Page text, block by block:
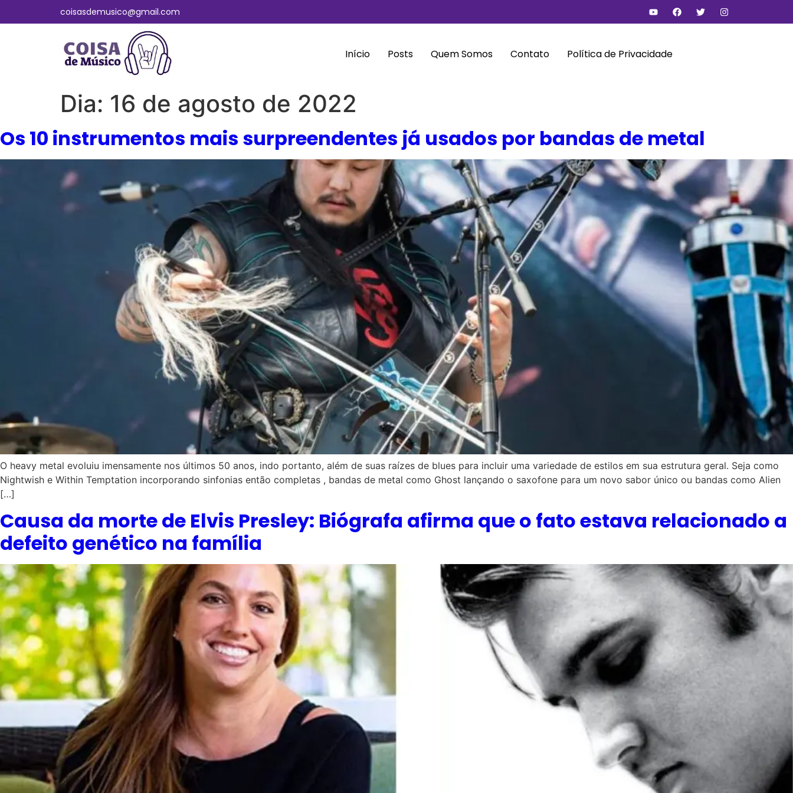
coisasdemusico@gmail.com
Início Posts Quem Somos Contato Política de Privacidade
Dia: 16 de agosto de 2022
Os 10 instrumentos mais surpreendentes já usados ​​por bandas de metal
O heavy metal evoluiu imensamente nos últimos 50 anos, indo portanto, além de suas raízes de blues para incluir uma variedade de estilos em sua estrutura geral. Seja como
Nightwish e Within Temptation incorporando sinfonias então completas , bandas de metal como Ghost lançando o saxofone para um novo sabor único ou bandas como Alien
[…]
Causa da morte de Elvis Presley: Biógrafa afirma que o fato estava relacionado a
defeito genético na família